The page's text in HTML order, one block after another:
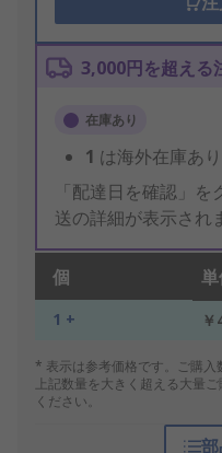
3,000円を超える
在庫あり
1 は海外在庫あり
「配達日を確認」
送の詳細が表示され
個
1 +
* 表示は参考価格です。ご購入
上記数量を大きく超える大量
ください。